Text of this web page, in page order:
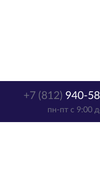
+7 (812) 940-
пн-пт с 9:00